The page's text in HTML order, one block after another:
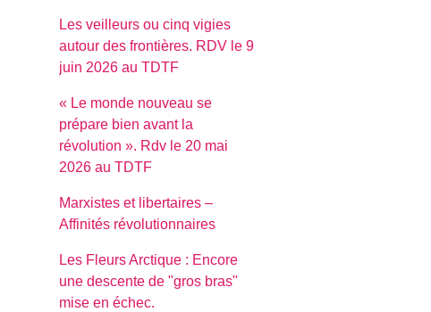
Les veilleurs ou cinq vigies
autour des frontières. RDV le 9
juin 2026 au TDTF
« Le monde nouveau se
prépare bien avant la
révolution ». Rdv le 20 mai
2026 au TDTF
Marxistes et libertaires –
Affinités révolutionnaires
Les Fleurs Arctique : Encore
une descente de "gros bras"
mise en échec.